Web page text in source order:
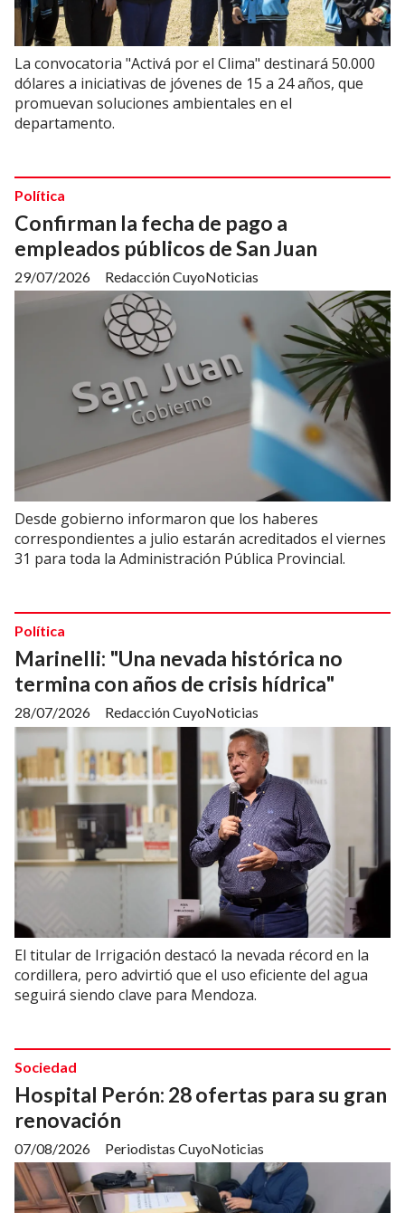
La convocatoria "Activá por el Clima" destinará 50.000
dólares a iniciativas de jóvenes de 15 a 24 años, que
promuevan soluciones ambientales en el
departamento.
Confirman la fecha de pago a
empleados públicos de San Juan
Redacción CuyoNoticias
Política
29/07/2026
Desde gobierno informaron que los haberes
correspondientes a julio estarán acreditados el viernes
31 para toda la Administración Pública Provincial.
Marinelli: "Una nevada histórica no
termina con años de crisis hídrica"
Redacción CuyoNoticias
Política
28/07/2026
El titular de Irrigación destacó la nevada récord en la
cordillera, pero advirtió que el uso eficiente del agua
seguirá siendo clave para Mendoza.
Hospital Perón: 28 ofertas para su gran
renovación
Periodistas CuyoNoticias
Sociedad
07/08/2026